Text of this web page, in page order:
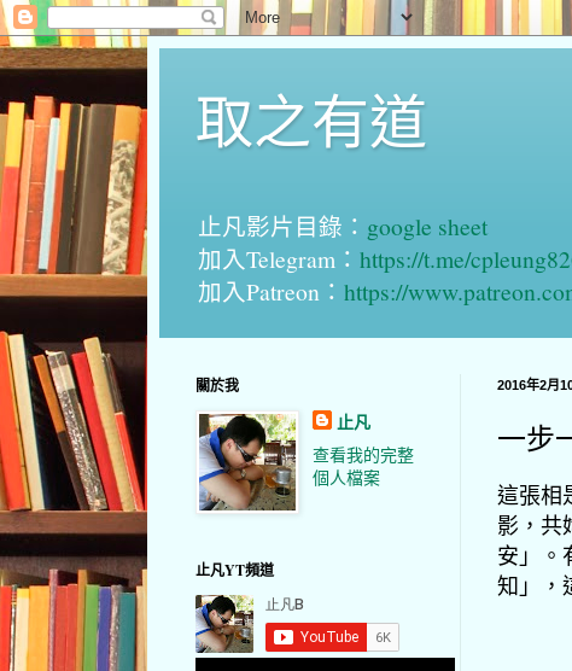
取之有道
止凡影片目錄： google sheet
加入Telegram： https://t.me/
加入Patreon： https://
2016年2月
一步
這張相
影，共
安」。
知」，
關於我
止凡
查看我的完整
個人檔案
止凡YT頻道